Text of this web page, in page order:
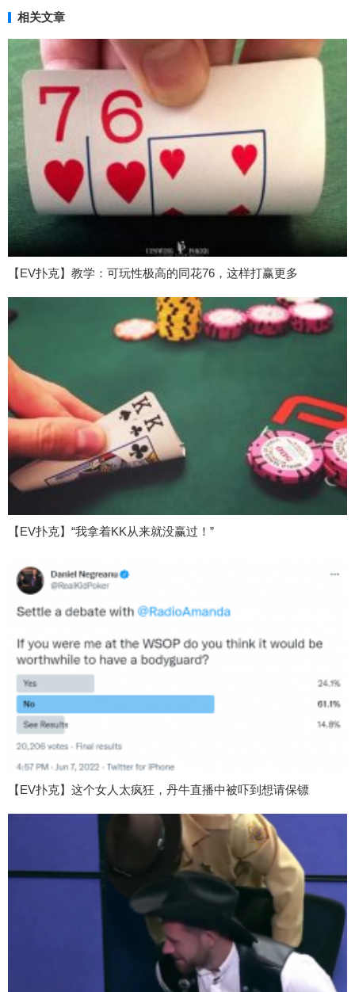
相关文章
【EV扑克】教学：可玩性极高的同花76，这样打赢更多
【EV扑克】“我拿着KK从来就没赢过！”
【EV扑克】这个女人太疯狂，丹牛直播中被吓到想请保镖